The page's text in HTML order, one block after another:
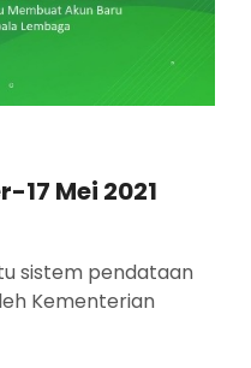
17 Mei 2021
sistem pendataan
Kementerian